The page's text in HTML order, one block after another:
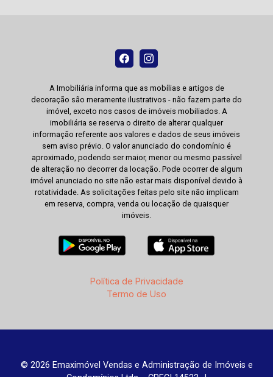
A Imobiliária informa que as mobílias e artigos de
decoração são meramente ilustrativos - não fazem parte do
imóvel, exceto nos casos de imóveis mobiliados. A
imobiliária se reserva o direito de alterar qualquer
informação referente aos valores e dados de seus imóveis
sem aviso prévio. O valor anunciado do condomínio é
aproximado, podendo ser maior, menor ou mesmo passível
de alteração no decorrer da locação. Pode ocorrer de algum
imóvel anunciado no site não estar mais disponível devido à
rotatividade. As solicitações feitas pelo site não implicam
em reserva, compra, venda ou locação de quaisquer
imóveis.
Política de Privacidade
Termo de Uso
© 2026 Emaximóvel Vendas e Administração de Imóveis e